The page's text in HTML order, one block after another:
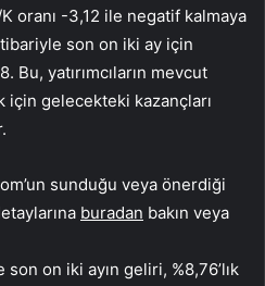
oranı -3,12 ile negatif kalmaya
son on iki ay için
Bu, yatırımcıların mevcut
için gelecekteki kazançları
sunduğu veya önerdiği
buradan bakın veya
on iki ayın geliri, %8,76’lık